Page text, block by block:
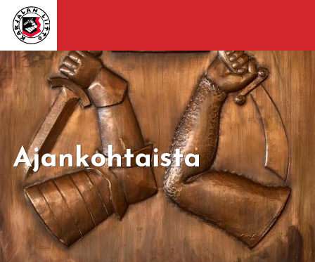
Ajankohtaista